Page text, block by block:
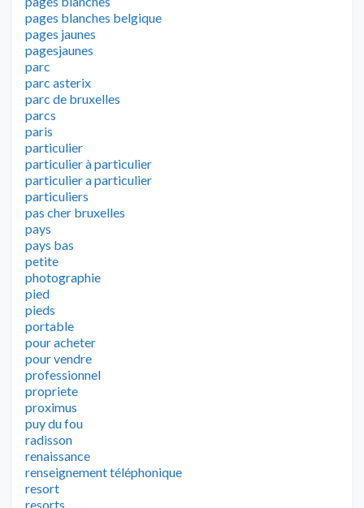
pages blanches belgique
pages jaunes
pagesjaunes
parc
parc asterix
parc de bruxelles
parcs
paris
particulier
particulier à particulier
particulier a particulier
particuliers
pas cher bruxelles
pays
pays bas
petite
photographie
pied
pieds
portable
pour acheter
pour vendre
professionnel
propriete
proximus
puy du fou
radisson
renaissance
renseignement téléphonique
resort
resorts